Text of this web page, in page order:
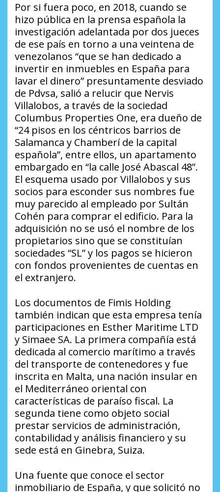
Por si fuera poco, en 2018, cuando se
hizo pública en la prensa española la
investigación adelantada por dos jueces
de ese país en torno a una veintena de
venezolanos “que se han dedicado a
invertir en inmuebles en España para
lavar el dinero” presuntamente desviado
de Pdvsa, salió a relucir que Nervis
Villalobos, a través de la sociedad
Columbus Properties One, era dueño de
“24 pisos en los céntricos barrios de
Salamanca y Chamberí de la capital
española”, entre ellos, un apartamento
embargado en “la calle José Abascal 48”.
El esquema usado por Villalobos y sus
socios para esconder sus nombres fue
muy parecido al empleado por Sultán
Cohén para comprar el edificio. Para la
adquisición no se usó el nombre de los
propietarios sino que se constituían
sociedades “SL” y los pagos se hicieron
con fondos provenientes de cuentas en
el extranjero.
Los documentos de Fimis Holding
también indican que esta empresa tenía
participaciones en Esther Maritime LTD
y Simaee SA. La primera compañía está
dedicada al comercio marítimo a través
del transporte de contenedores y fue
inscrita en Malta, una nación insular en
el Mediterráneo oriental con
características de paraíso fiscal. La
segunda tiene como objeto social
prestar servicios de administración,
contabilidad y análisis financiero y su
sede está en Ginebra, Suiza.
Una fuente que conoce el sector
inmobiliario de España, y que solicitó no